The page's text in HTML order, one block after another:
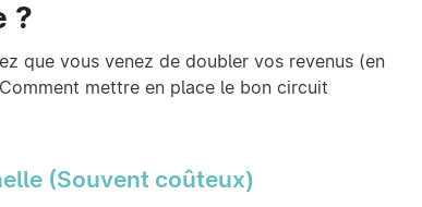
?
que vous venez de doubler vos revenus (en
mettre en place le bon circuit
(Souvent coûteux)